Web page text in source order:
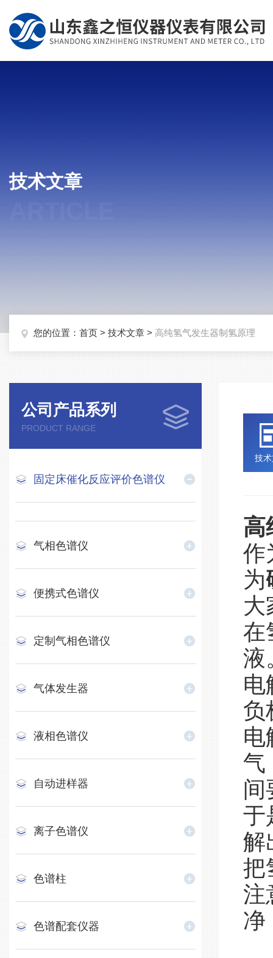
技术文章
您的位置： 首页 > 技术文章 > 高纯氢气发生器制氢原理
公司产品系列
PRODUCT RANGE
固定床催化反应评价色谱仪
气相色谱仪
便携式色谱仪
定制气相色谱仪
气体发生器
液相色谱仪
自动进样器
离子色谱仪
色谱柱
色谱配套仪器
技
高
作
为
大
在
液
电
负
电
气
间
于
解
把
注
净